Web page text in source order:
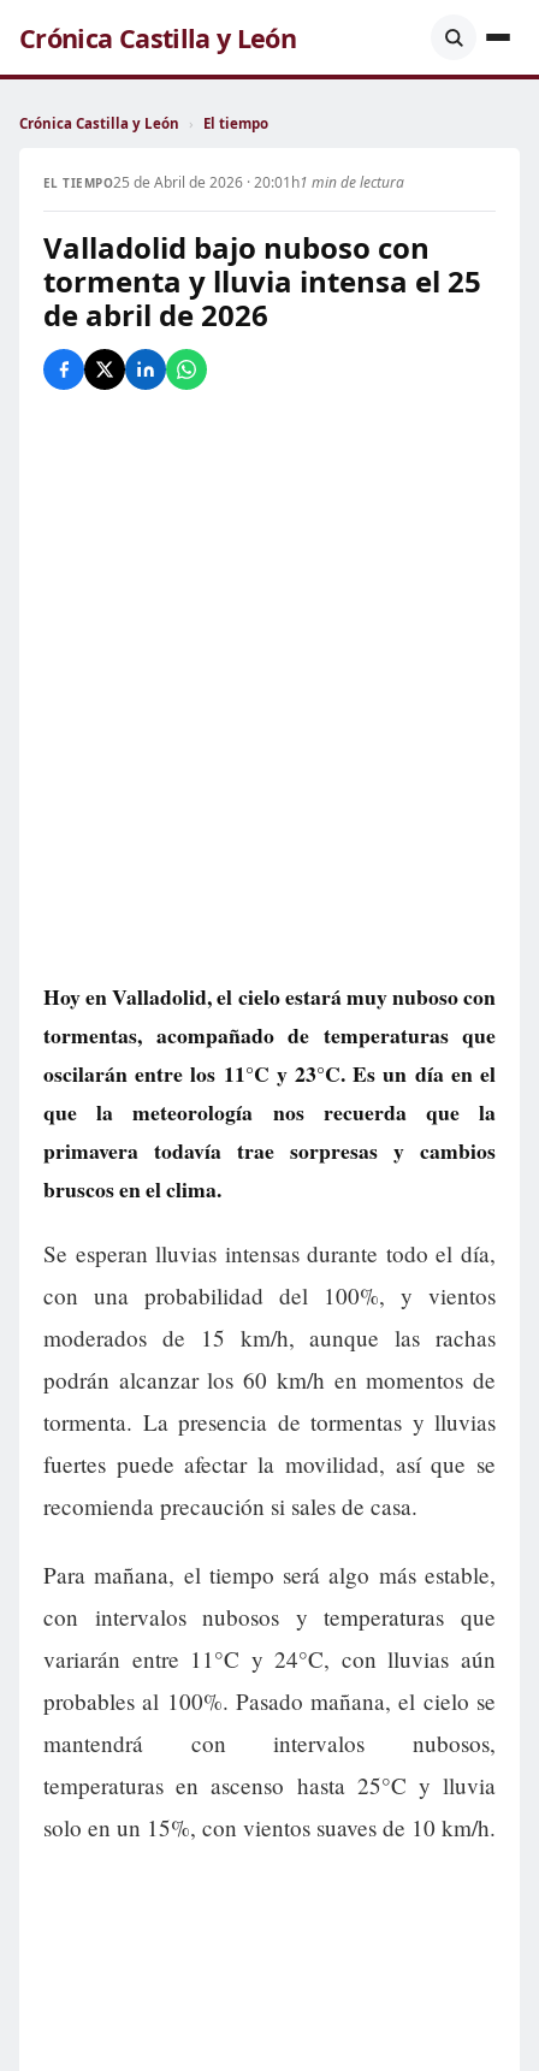
Crónica Castilla y León
Crónica Castilla y León › El tiempo
EL TIEMPO25 de Abril de 2026 · 20:01h1 min de lectura
Valladolid bajo nuboso con
tormenta y lluvia intensa el 25
de abril de 2026
Hoy en Valladolid, el cielo estará muy nuboso con
tormentas, acompañado de temperaturas que
oscilarán entre los 11°C y 23°C. Es un día en el
que la meteorología nos recuerda que la
primavera todavía trae sorpresas y cambios
bruscos en el clima.
Se esperan lluvias intensas durante todo el día,
con una probabilidad del 100%, y vientos
moderados de 15 km/h, aunque las rachas
podrán alcanzar los 60 km/h en momentos de
tormenta. La presencia de tormentas y lluvias
fuertes puede afectar la movilidad, así que se
recomienda precaución si sales de casa.
Para mañana, el tiempo será algo más estable,
con intervalos nubosos y temperaturas que
variarán entre 11°C y 24°C, con lluvias aún
probables al 100%. Pasado mañana, el cielo se
mantendrá con intervalos nubosos,
temperaturas en ascenso hasta 25°C y lluvia
solo en un 15%, con vientos suaves de 10 km/h.